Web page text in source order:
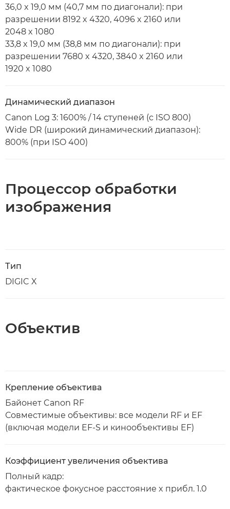
36,0 x 19,0 мм (40,7 мм по диагонали): при
разрешении 8192 x 4320, 4096 x 2160 или
2048 x 1080
33,8 x 19,0 мм (38,8 мм по диагонали): при
разрешении 7680 x 4320, 3840 x 2160 или
1920 x 1080
Динамический диапазон
Canon Log 3: 1600% / 14 ступеней (с ISO 800)
Wide DR (широкий динамический диапазон):
800% (при ISO 400)
Процессор обработки
изображения
Тип
DIGIC X
Объектив
Крепление объектива
Байонет Canon RF
Совместимые объективы: все модели RF и EF
(включая модели EF-S и кинообъективы EF)
Коэффициент увеличения объектива
Полный кадр:
фактическое фокусное расстояние x прибл. 1.0